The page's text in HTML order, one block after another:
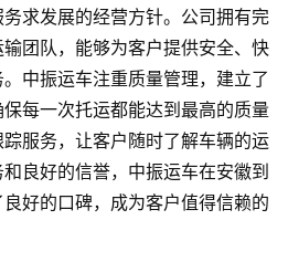
求发展的经营方针。公司拥有完
团队，能够为客户提供安全、快
中振运车注重质量管理，建立了
每一次托运都能达到最高的质量
服务，让客户随时了解车辆的运
良好的信誉，中振运车在安徽到
好的口碑，成为客户值得信赖的